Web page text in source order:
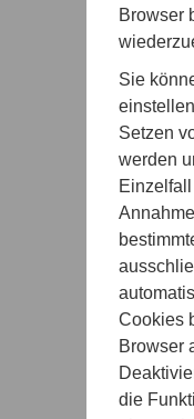
Browser
Sie
Setzen
werden
Cookies
Browser
die